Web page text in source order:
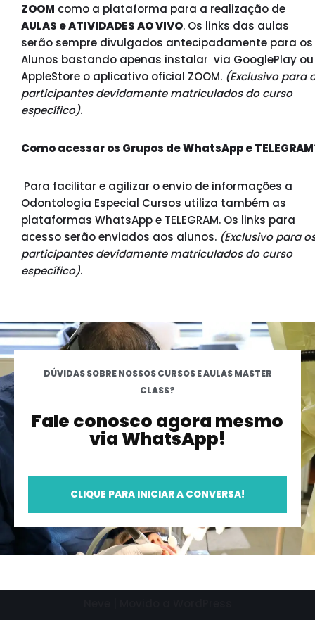
ZOOM como a plataforma para a realização de
AULAS e ATIVIDADES AO VIVO. Os links das aulas
serão sempre divulgados antecipadamente para os
Alunos bastando apenas instalar via GooglePlay ou
AppleStore o aplicativo oficial ZOOM. (Exclusivo para
participantes devidamente matriculados do curso
específico).
Como acessar os Grupos de WhatsApp e
Para facilitar e agilizar o envio de informações a
Odontologia Especial Cursos utiliza também as
plataformas WhatsApp e TELEGRAM. Os links para
acesso serão enviados aos alunos. (Exclusivo para
participantes devidamente matriculados do curso
específico).
DÚVIDAS SOBRE NOSSOS CURSOS E AULAS MASTER
CLASS?
Fale conosco agora mesmo
via WhatsApp!
CLIQUE PARA INICIAR A CONVERSA!